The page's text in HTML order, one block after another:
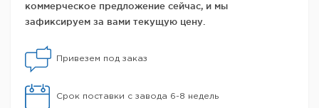
коммерческое предложение сейчас, и мы
зафиксируем за вами текущую цену.
Привезем под заказ
Срок поставки с завода 6-8 недель